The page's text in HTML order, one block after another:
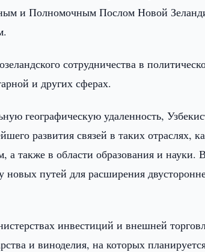
и Полномочным Послом Новой
сотрудничества в
и других сферах.
географическую удаленность,
развития связей в таких отраслях,
а также в области образования и науки.
новых путей для расширения
инвестиций и внешней
и виноделия, на которых